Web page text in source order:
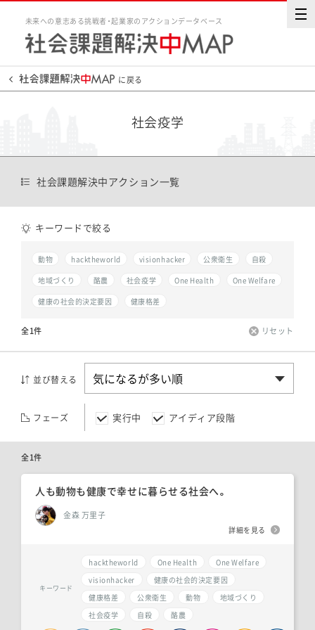
未来への意志ある挑戦者・起業家のアクションデータベース
に戻る
社会疫学
社会課題解決中アクション一覧
キーワードで絞る
動物 hacktheworld visionhacker 公衆衛生
自殺
地域づくり
酪農 社会疫学 One Health
One Welfare
健康の社会的決定要因
健康格差
全1件 リセット
並び替える
フェーズ 実行中 アイディア段階
全1件
人も動物も健康で幸せに暮らせる社会へ。
金森 万里子
詳細を見る
キーワード
hacktheworld One Health
One Welfare
visionhacker
健康の社会的決定要因
健康格差
公衆衛生 動物
地域づくり
社会疫学
自殺 酪農